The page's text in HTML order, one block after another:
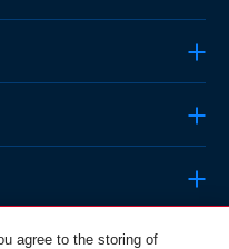
agree to the storing of